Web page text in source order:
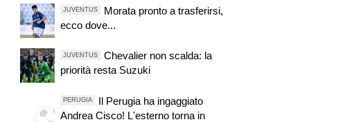
JUVENTUS
Morata pronto a trasferirsi,
ecco dove...
JUVENTUS
Chevalier non scalda: la
priorità resta Suzuki
PERUGIA
Il Perugia ha ingaggiato
Andrea Cisco! L'esterno torna in